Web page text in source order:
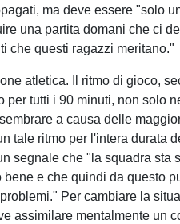
ma deve essere "solo
una partita domani che ci
che questi ragazzi meritano."
atletica. Il ritmo di gioco,
per tutti i 90 minuti, non solo
a causa delle
tale ritmo per l'intera durata
segnale che "la squadra sta
e che quindi da questo
Per cambiare la
assimilare mentalmente un